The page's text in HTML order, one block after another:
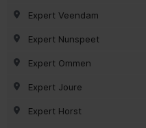
Expert Veendam
Expert Nunspeet
Expert Ommen
Expert Joure
Expert Horst